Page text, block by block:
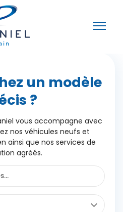
un modèle
?
vous accompagne avec
nos véhicules neufs et
ainsi que nos services de
agréés.